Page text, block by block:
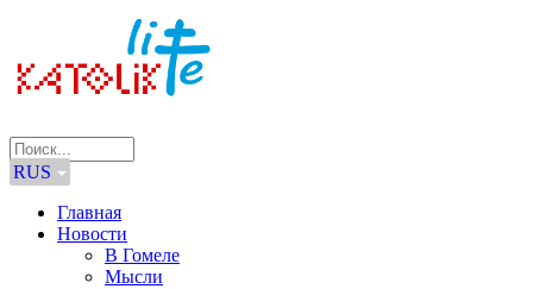
RUS
Главная
Новости
В Гомеле
Мысли